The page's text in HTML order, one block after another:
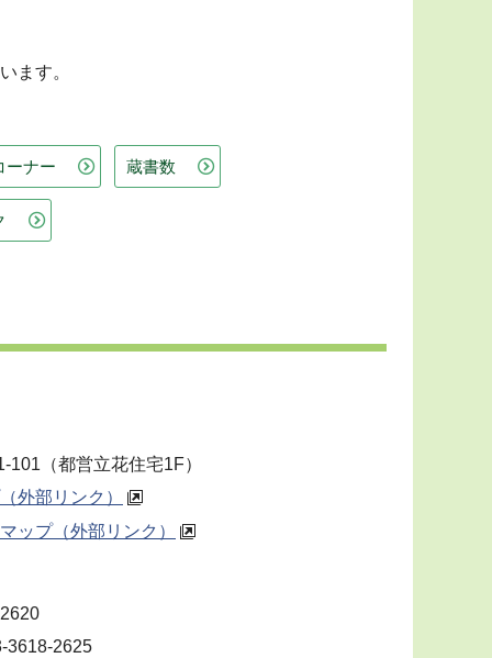
ます。
ーナー 蔵書数
101（都営立花住宅1F）
外部リンク）
ップ（外部リンク）
3618-2625